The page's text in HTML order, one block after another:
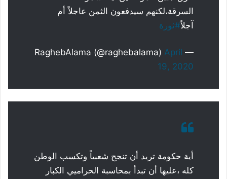
السرقة،لكنهم سيدفعون الثمن عاجلاً أم
آجلاً#ثورة
— RaghebAlama (@raghebalama)
April
19, 2020
أية حكومة تريد أن تنجح شعبياً وتكسب الوطن
كله ،عليها أن تبدأ بمحاسبة الحراميي الكبار